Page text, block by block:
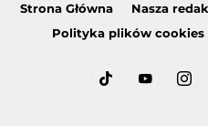
Strona Główna Nasza
Polityka plików cookies